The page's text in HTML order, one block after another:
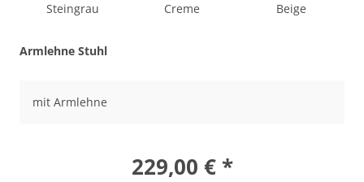
Steingrau Creme Beige
Armlehne Stuhl
mit Armlehne
229,00 € *